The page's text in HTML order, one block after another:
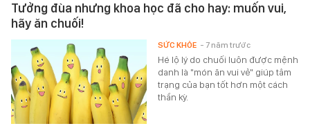
Tưởng đùa nhưng khoa học đã cho hay: muốn vui,
hãy ăn chuối!
Hé lộ lý do chuối luôn được mệnh
danh là "món ăn vui vẻ" giúp tâm
trạng của bạn tốt hơn một cách
thần kỳ.
SỨC KHỎE - 7 năm trước